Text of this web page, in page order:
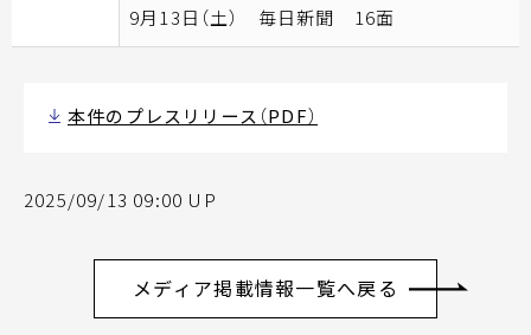
9月13日（土） 毎日新聞 16面
本件のプレスリリース（PDF）
2025/09/13 09:00 UP
メディア掲載情報一覧へ戻る